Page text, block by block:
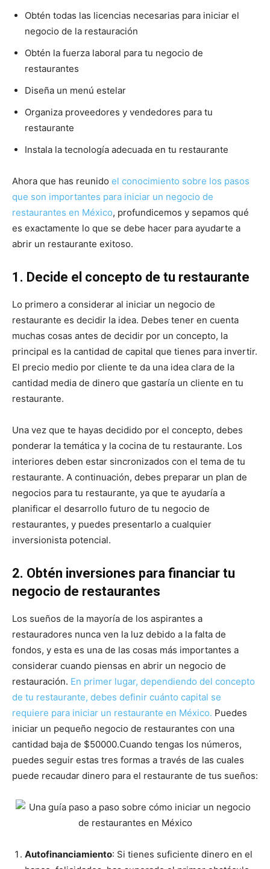
Obtén todas las licencias necesarias para iniciar el
negocio de la restauración
Obtén la fuerza laboral para tu negocio de
restaurantes
Diseña un menú estelar
Organiza proveedores y vendedores para tu
restaurante
Instala la tecnología adecuada en tu restaurante
Ahora que has reunido el conocimiento sobre los pasos
que son importantes para iniciar un negocio de
restaurantes en México, profundicemos y sepamos qué
es exactamente lo que se debe hacer para ayudarte a
abrir un restaurante exitoso.
1. Decide el concepto de tu restaurante
Lo primero a considerar al iniciar un negocio de
restaurante es decidir la idea. Debes tener en cuenta
muchas cosas antes de decidir por un concepto, la
principal es la cantidad de capital que tienes para invertir.
El precio medio por cliente te da una idea clara de la
cantidad media de dinero que gastaría un cliente en tu
restaurante.
Una vez que te hayas decidido por el concepto, debes
ponderar la temática y la cocina de tu restaurante. Los
interiores deben estar sincronizados con el tema de tu
restaurante. A continuación, debes preparar un plan de
negocios para tu restaurante, ya que te ayudaría a
planificar el desarrollo futuro de tu negocio de
restaurantes, y puedes presentarlo a cualquier
inversionista potencial.
2. Obtén inversiones para financiar tu
negocio de restaurantes
Los sueños de la mayoría de los aspirantes a
restauradores nunca ven la luz debido a la falta de
fondos, y esta es una de las cosas más importantes a
considerar cuando piensas en abrir un negocio de
restauración. En primer lugar, dependiendo del concepto
de tu restaurante, debes definir cuánto capital se
requiere para iniciar un restaurante en México. Puedes
iniciar un pequeño negocio de restaurantes con una
cantidad baja de $50000.Cuando tengas los números,
puedes seguir estas tres formas a través de las cuales
puede recaudar dinero para el restaurante de tus sueños:
Autofinanciamiento: Si tienes suficiente dinero en el